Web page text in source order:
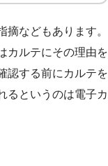
などもあります。
カルテにその理由を
認する前にカルテを
るというのは電子カ